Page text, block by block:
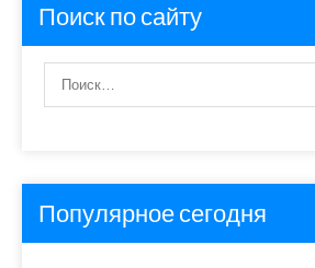
Поиск по сайту
Популярное сегодня